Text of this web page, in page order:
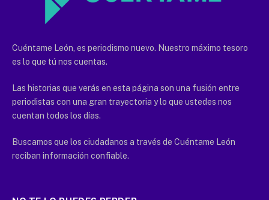
Cuéntame León, es periodismo nuevo. Nuestro máximo tesoro
es lo que tú nos cuentas.
Las historias que verás en esta página son una fusión entre
periodistas con una gran trayectoria y lo que ustedes nos
cuentan todos los días.
Buscamos que los ciudadanos a través de Cuéntame León
reciban información confiable.